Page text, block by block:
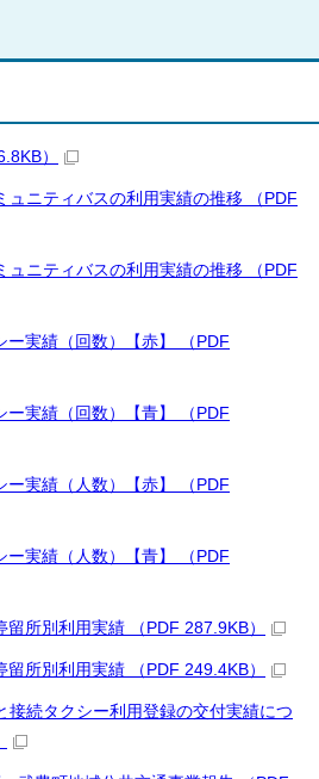
）
ュニティバスの利用実績の推移 （PDF
ュニティバスの利用実績の推移 （PDF
ー実績（回数）【赤】 （PDF
ー実績（回数）【青】 （PDF
ー実績（人数）【赤】 （PDF
ー実績（人数）【青】 （PDF
留所別利用実績 （PDF 287.9KB）
留所別利用実績 （PDF 249.4KB）
接続タクシー利用登録の交付実績につ